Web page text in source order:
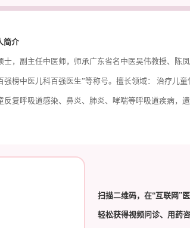
简介
士，副主任中医师，师承广东省名中医吴伟教授、陈
强榜中医儿科百强医生”等称号。擅长领域： 治疗儿
反复呼吸道感染、鼻炎、肺炎、哮喘等呼吸道疾病，
扫描二维码，在“互联网”医
轻松获得视频问诊、用药